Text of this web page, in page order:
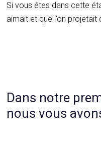
Si vous êtes dans cette
aimait et que l’on projetait
Dans notre
nous vous